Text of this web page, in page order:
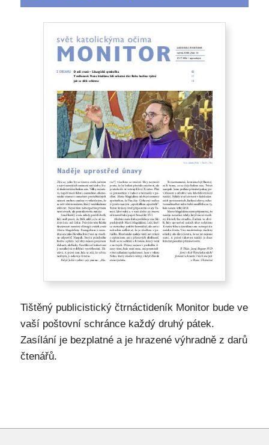
Tištěný publicistický čtrnáctideník Monitor bude ve
vaší poštovní schránce každý druhý pátek.
Zasílání je bezplatné a je hrazené výhradně z darů
čtenářů.